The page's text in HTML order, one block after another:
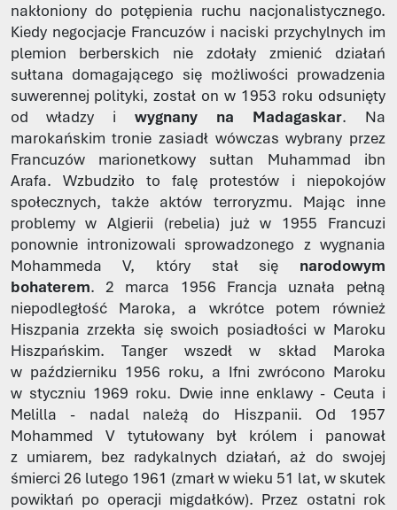
nakłoniony do potępienia ruchu nacjonalistycznego.
Kiedy negocjacje Francuzów i naciski przychylnych im
plemion berberskich nie zdołały zmienić działań
sułtana domagającego się możliwości prowadzenia
suwerennej polityki, został on w 1953 roku odsunięty
od władzy iwygnany na Madagaskar. Na
marokańskim tronie zasiadł wówczas wybrany przez
Francuzów marionetkowy sułtan Muhammad ibn
Arafa. Wzbudziło to falę protestów i niepokojów
społecznych, także aktów terroryzmu. Mając inne
problemy w Algierii (rebelia) już w 1955 Francuzi
ponownie intronizowali sprowadzonego z wygnania
Mohammeda V, który stał się narodowym
bohaterem. 2 marca 1956 Francja uznała pełną
niepodległość Maroka, a wkrótce potem również
Hiszpania zrzekła się swoich posiadłości w Maroku
Hiszpańskim. Tanger wszedł w skład Maroka
w październiku 1956 roku, a Ifni zwrócono Maroku
w styczniu 1969 roku. Dwie inne enklawy - Ceuta i
Melilla - nadal należą do Hiszpanii. Od 1957
Mohammed V tytułowany był królem i panował
z umiarem, bez radykalnych działań, aż do swojej
śmierci 26 lutego 1961 (zmarł w wieku 51 lat, w skutek
powikłań po operacji migdałków). Przez ostatni rok